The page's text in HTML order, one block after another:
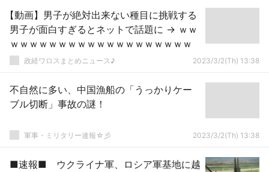
【動画】男子が絶対出来ない種目に挑戦する
男子が面白すぎるとネットで話題に → ｗｗ
ｗｗｗｗｗｗｗｗｗｗｗｗｗｗｗｗｗｗｗ
政経ワロスまとめニュース♪ 2023/3/2(Th) 13:38
不自然に多い、中国漁船の「うっかりケー
ブル切断」事故の謎！
軍事・ミリタリー速報☆彡 2023/3/2(Th) 13:38
■速報■ ウクライナ軍、ロシア軍基地に越